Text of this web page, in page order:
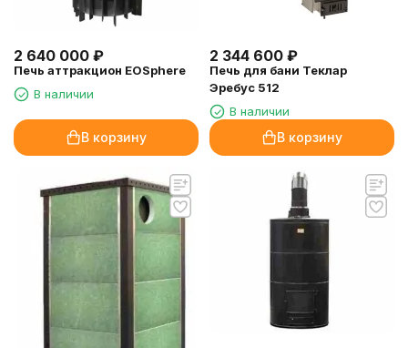
2 640 000 ₽
Печь аттракцион EOSphere
В наличии
В корзину
2 344 600 ₽
Печь для бани Теклар
Эребус 512
В наличии
В корзину